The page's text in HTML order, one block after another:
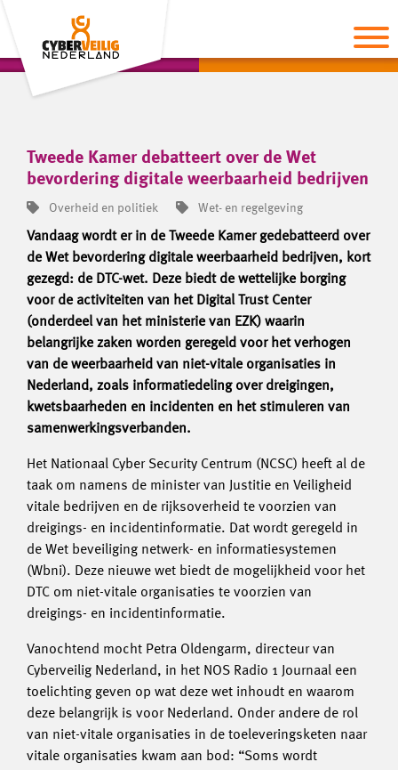
Tweede Kamer debatteert over de Wet
bevordering digitale weerbaarheid bedrijven
Overheid en politiek Wet- en regelgeving
Vandaag wordt er in de Tweede Kamer gedebatteerd over
de Wet bevordering digitale weerbaarheid bedrijven, kort
gezegd: de DTC-wet. Deze biedt de wettelijke borging
voor de activiteiten van het Digital Trust Center
(onderdeel van het ministerie van EZK) waarin
belangrijke zaken worden geregeld voor het verhogen
van de weerbaarheid van niet-vitale organisaties in
Nederland, zoals informatiedeling over dreigingen,
kwetsbaarheden en incidenten en het stimuleren van
samenwerkingsverbanden.
Het Nationaal Cyber Security Centrum (NCSC) heeft al de
taak om namens de minister van Justitie en Veiligheid
vitale bedrijven en de rijksoverheid te voorzien van
dreigings- en incidentinformatie. Dat wordt geregeld in
de Wet beveiliging netwerk- en informatiesystemen
(Wbni). Deze nieuwe wet biedt de mogelijkheid voor het
DTC om niet-vitale organisaties te voorzien van
dreigings- en incidentinformatie.
Vanochtend mocht Petra Oldengarm, directeur van
Cyberveilig Nederland, in het NOS Radio 1 Journaal een
toelichting geven op wat deze wet inhoudt en waarom
deze belangrijk is voor Nederland. Onder andere de rol
van niet-vitale organisaties in de toeleveringsketen naar
vitale organisaties kwam aan bod: “Soms wordt